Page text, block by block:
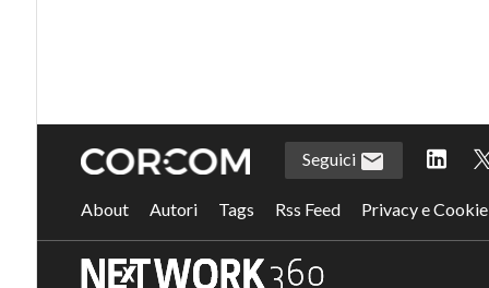
Seguici
About Autori Tags Rss Feed Privacy e